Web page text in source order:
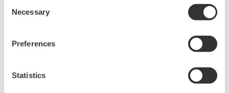
Selection
Necessary
Preferences
Statistics
Listet die Oberwellen-Messdaten für jede Oberwellen-
Numerische Listen können angezeigt werden, wenn der
mit der Option /G5 oder /G6 (Advanced Calculation)